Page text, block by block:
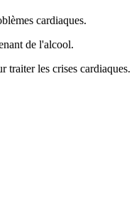
cardiaques.
de l'alcool.
traiter les crises cardiaques.